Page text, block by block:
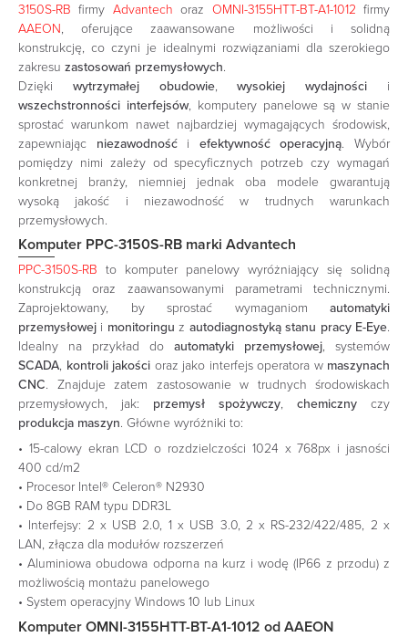
3150S-RB firmy Advantech oraz OMNI-3155HTT-BT-A1-1012 firmy
AAEON, oferujące zaawansowane możliwości i solidną
konstrukcję, co czyni je idealnymi rozwiązaniami dla szerokiego
zakresu zastosowań przemysłowych.
Dzięki wytrzymałej obudowie,wysokiej wydajności i
wszechstronności interfejsów, komputery panelowe są w stanie
sprostać warunkom nawet najbardziej wymagających środowisk,
zapewniając niezawodnośći efektywność operacyjną. Wybór
pomiędzy nimi zależy od specyficznych potrzeb czy wymagań
konkretnej branży, niemniej jednak oba modele gwarantują
wysoką jakość i niezawodność w trudnych warunkach
przemysłowych.
Komputer PPC-3150S-RB marki Advantech
PPC-3150S-RB to komputer panelowy wyróżniający się solidną
konstrukcją oraz zaawansowanymi parametrami technicznymi.
Zaprojektowany, by sprostać wymaganiom automatyki
przemysłowej i monitoringu z autodiagnostyką stanu pracy E-Eye.
Idealny na przykład do automatyki przemysłowej, systemów
SCADA, kontroli jakości oraz jako interfejs operatora wmaszynach
CNC. Znajduje zatem zastosowanie w trudnych środowiskach
przemysłowych, jak: przemysł spożywczy, chemiczny czy
produkcja maszyn. Główne wyróżniki to:
• 15-calowy ekran LCD o rozdzielczości 1024 x 768px i jasności
400 cd/m2
• Procesor Intel® Celeron® N2930
• Do 8GB RAM typu DDR3L
• Interfejsy: 2 x USB 2.0, 1 x USB 3.0, 2 x RS-232/422/485, 2 x
LAN, złącza dla modułów rozszerzeń
• Aluminiowa obudowa odporna na kurz i wodę (IP66 z przodu) z
możliwością montażu panelowego
• System operacyjny Windows 10 lub Linux
Komputer OMNI-3155HTT-BT-A1-1012 od AAEON